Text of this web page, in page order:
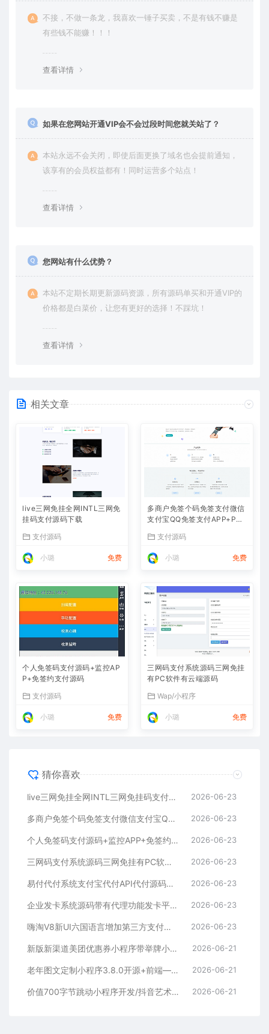
不接，不做一条龙，我喜欢一锤子买卖，不是有钱不赚是
有些钱不能赚！！！
查看详情
如果在您网站开通VIP会不会过段时间您就关站了？
本站永远不会关闭，即使后面更换了域名也会提前通知，
该享有的会员权益都有！同时运营多个站点！
查看详情
您网站有什么优势？
本站不定期长期更新源码资源，所有源码单买和开通VIP的
价格都是白菜价，让您有更好的选择！不踩坑！
查看详情
相关文章
live三网免挂全网INTL三网免
挂码支付源码下载
支付源码
小璐 免费
多商户免签个码免签支付微信
支付宝QQ免签支付APP+PC
支付源码
小璐 免费
个人免签码支付源码+监控AP
P+免签约支付源码
支付源码
小璐 免费
三网码支付系统源码三网免挂
有PC软件有云端源码
Wap/小程序
小璐 免费
猜你喜欢
live三网免挂全网INTL三网免挂码支付源码下载 2026-06-23
多商户免签个码免签支付微信支付宝QQ免签支付APP+PC监控码支付系统源码 2026-06-23
个人免签码支付源码+监控APP+免签约支付源码 2026-06-23
三网码支付系统源码三网免挂有PC软件有云端源码 2026-06-23
易付代付系统支付宝代付API代付源码下载 2026-06-23
企业发卡系统源码带有代理功能发卡平台源码下载 2026-06-23
嗨淘V8新UI六国语言增加第三方支付与提现二开源码下载 2026-06-23
新版新渠道美团优惠券小程序带举牌小人带菜谱+流量主模式 2026-06-21
老年图文定制小程序3.8.0开源+前端—个性化定制服务 2026-06-21
价值700字节跳动小程序开发/抖音艺术签名小程序源码/艺术签名设计小程序源码 2026-06-21